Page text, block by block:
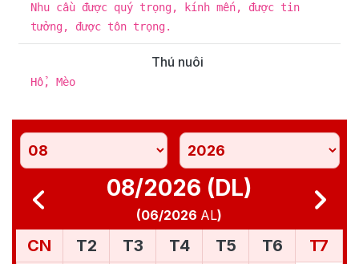
Nhu cầu được quý trọng, kính mến, được tin
tưởng, được tôn trọng.
Thú nuôi
Hổ, Mèo
08/2026 (DL)
(06/2026 AL)
CN T2 T3 T4 T5 T6 T7